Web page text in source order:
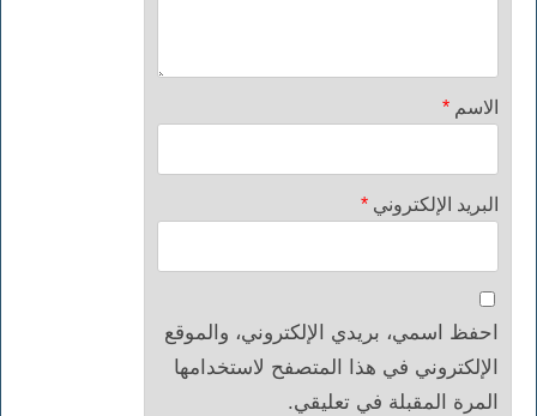
الاسم *
البريد الإلكتروني *
احفظ اسمي، بريدي الإلكتروني، والموقع
الإلكتروني في هذا المتصفح لاستخدامها
المرة المقبلة في تعليقي.